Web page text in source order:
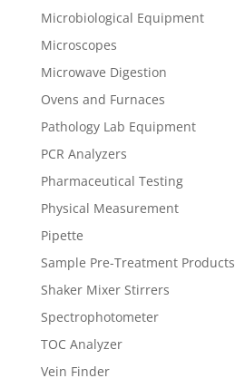
Microbiological Equipment
Microscopes
Microwave Digestion
Ovens and Furnaces
Pathology Lab Equipment
PCR Analyzers
Pharmaceutical Testing
Physical Measurement
Pipette
Sample Pre-Treatment Products
Shaker Mixer Stirrers
Spectrophotometer
TOC Analyzer
Vein Finder